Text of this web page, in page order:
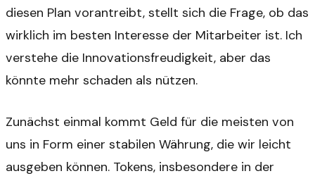
diesen Plan vorantreibt, stellt sich die Frage, ob das
wirklich im besten Interesse der Mitarbeiter ist. Ich
verstehe die Innovationsfreudigkeit, aber das
könnte mehr schaden als nützen.
Zunächst einmal kommt Geld für die meisten von
uns in Form einer stabilen Währung, die wir leicht
ausgeben können. Tokens, insbesondere in der